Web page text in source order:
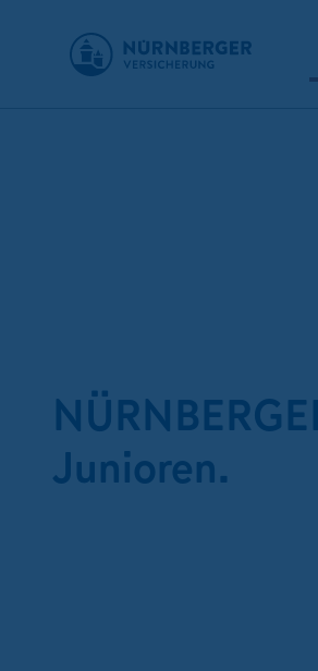
Junioren.